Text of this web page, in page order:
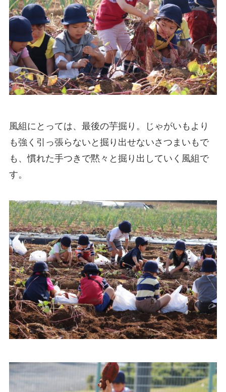
風組にとっては、最後の芋掘り。じゃがいもより
も強く引っ張らないと掘り出せないさつまいもで
も、慣れた手つきで黙々と掘り出していく風組で
す。